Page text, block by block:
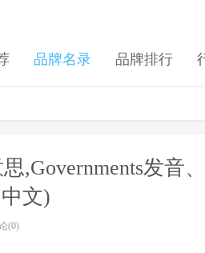
品牌名录 品牌排行
,Governments发音
文)
(0)